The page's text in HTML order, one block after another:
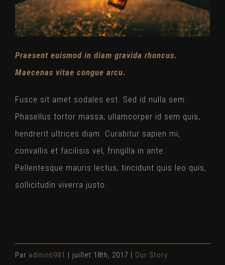
Praesent euismod in diam gravida rhoncus.
Maecenas vitae congue arcu.
Fusce sit amet sodales est. Sed id nulla sem.
Phasellus tortor massa, ullamcorper id sem quis,
hendrerit ultrices diam. Curabitur sapien mi,
convallis et facilisis vel, fringilla in ante.
Pellentesque mauris lectus, tincidunt quis leo quis,
sollicitudin viverra justo.
Par admin6981 | juillet 18th, 2017 | Our Story